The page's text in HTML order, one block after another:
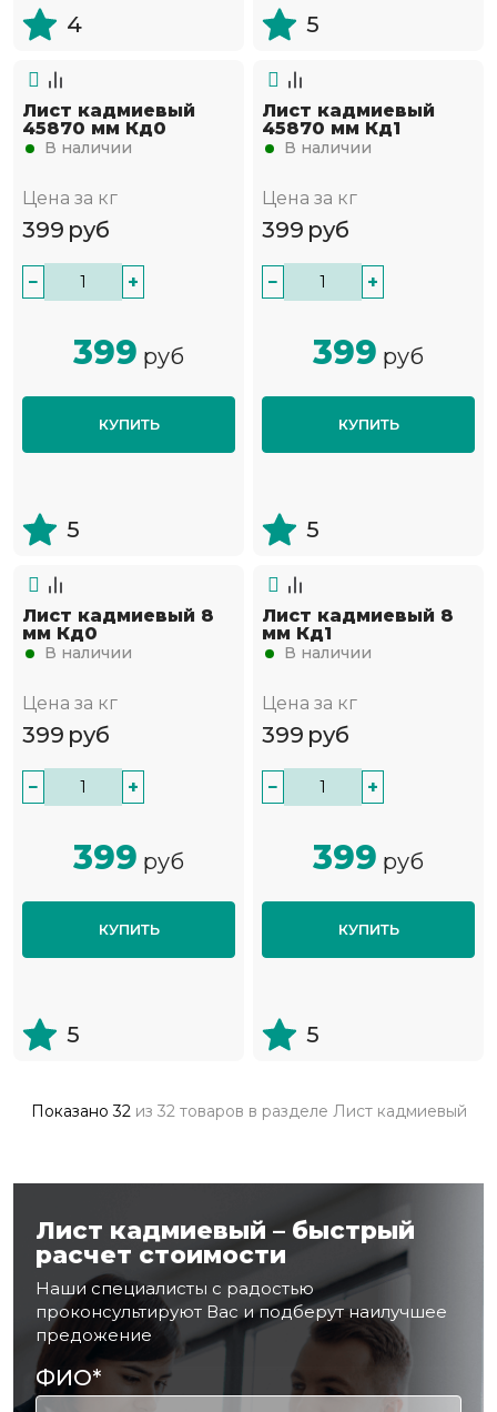
4 5
Лист кадмиевый
45870 мм Кд0
В наличии
Цена за кг
399 руб
− +
399 руб
КУПИТЬ
5
Лист кадмиевый
45870 мм Кд1
В наличии
Цена за кг
399 руб
− +
399 руб
КУПИТЬ
5
Лист кадмиевый 8
мм Кд0
В наличии
Цена за кг
399 руб
− +
399 руб
КУПИТЬ
5
Лист кадмиевый 8
мм Кд1
В наличии
Цена за кг
399 руб
− +
399 руб
КУПИТЬ
5
Показано32из 32 товаров в разделе Лист кадмиевый
Лист кадмиевый – быстрый
расчет стоимости
Наши специалисты с радостью
проконсультируют Вас и подберут наилучшее
предожение
ФИО*